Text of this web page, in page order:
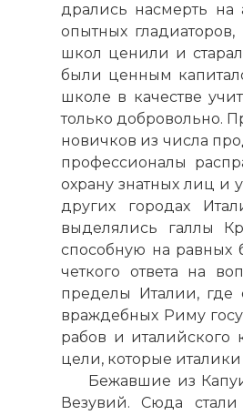
дрались насмерть
опытных
школ ценили и
были ценным
школе в качестве
только добровольно.
новичков из числа
профессионалы
охрану знатных лиц и
других городах
выделялись галлы
способную на равных
четкого ответа на
пределы Италии, где
враждебных Риму
рабов и италийского
цели, которые
Бежавшие из
Везувий. Сюда